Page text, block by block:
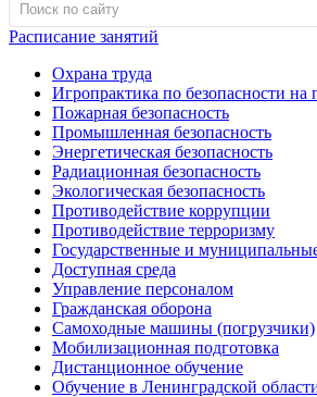
Расписание занятий
Охрана труда
Игропрактика по безопасности на
Пожарная безопасность
Промышленная безопасность
Энергетическая безопасность
Радиационная безопасность
Экологическая безопасность
Противодействие коррупции
Противодействие терроризму
Государственные и
Доступная среда
Управление персоналом
Гражданская оборона
Самоходные машины (погрузчики)
Мобилизационная подготовка
Дистанционное обучение
Обучение в Ленинградской